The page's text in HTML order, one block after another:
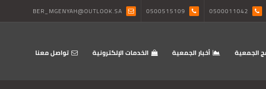
0500011042
0500515109
BER_MGENYAH@OUTLOOK.SA
الجمعية أخبار الجمعية الخدمات الإلكترونية تواصل معنا